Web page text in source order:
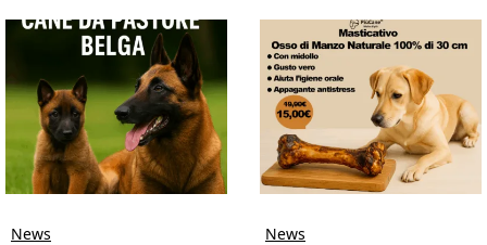
News News